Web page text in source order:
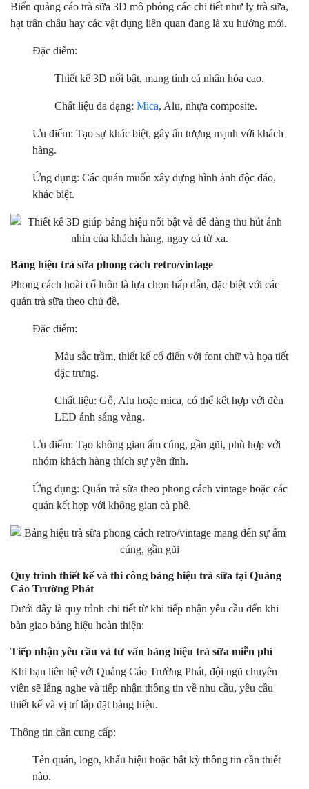
Biển quảng cáo trà sữa 3D mô phỏng các chi tiết như ly trà sữa,
hạt trân châu hay các vật dụng liên quan đang là xu hướng mới.
Đặc điểm:
Thiết kế 3D nổi bật, mang tính cá nhân hóa cao.
Chất liệu đa dạng: Mica, Alu, nhựa composite.
Ưu điểm: Tạo sự khác biệt, gây ấn tượng mạnh với khách
hàng.
Ứng dụng: Các quán muốn xây dựng hình ảnh độc đáo,
khác biệt.
Bảng hiệu trà sữa phong cách retro/vintage
Phong cách hoài cổ luôn là lựa chọn hấp dẫn, đặc biệt với các
quán trà sữa theo chủ đề.
Đặc điểm:
Màu sắc trầm, thiết kế cổ điển với font chữ và họa tiết
đặc trưng.
Chất liệu: Gỗ, Alu hoặc mica, có thể kết hợp với đèn
LED ánh sáng vàng.
Ưu điểm: Tạo không gian ấm cúng, gần gũi, phù hợp với
nhóm khách hàng thích sự yên tĩnh.
Ứng dụng: Quán trà sữa theo phong cách vintage hoặc các
quán kết hợp với không gian cà phê.
Quy trình thiết kế và thi công bảng hiệu trà sữa tại Quảng
Cáo Trường Phát
Dưới đây là quy trình chi tiết từ khi tiếp nhận yêu cầu đến khi
bàn giao bảng hiệu hoàn thiện:
Tiếp nhận yêu cầu và tư vấn bảng hiệu trà sữa miễn phí
Khi bạn liên hệ với Quảng Cáo Trường Phát, đội ngũ chuyên
viên sẽ lắng nghe và tiếp nhận thông tin về nhu cầu, yêu cầu
thiết kế và vị trí lắp đặt bảng hiệu.
Thông tin cần cung cấp:
Tên quán, logo, khẩu hiệu hoặc bất kỳ thông tin cần thiết
nào.